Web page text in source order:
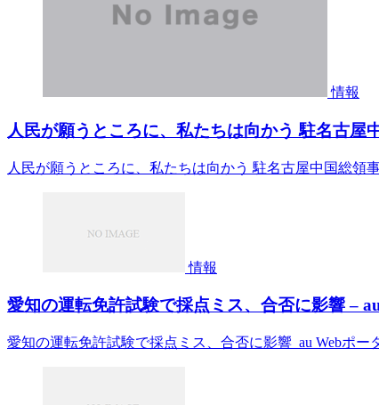
情報
人民が願うところに、私たちは向かう 駐名古屋
人民が願うところに、私たちは向かう 駐名古屋中国総領
情報
愛知の運転免許試験で採点ミス、合否に影響 –
愛知の運転免許試験で採点ミス、合否に影響 au Webポー